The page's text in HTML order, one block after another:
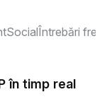
SocialÎntrebări
în timp real